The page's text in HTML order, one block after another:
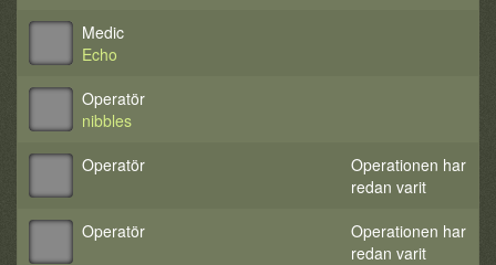
Medic
Echo
Operatör
nibbles
Operatör
Operationen har
redan varit
Operatör
Operationen har
redan varit